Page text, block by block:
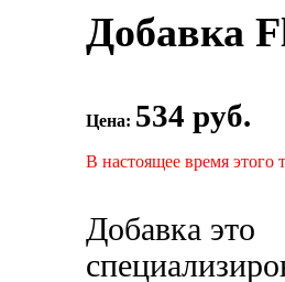
Добавка
Цена: 534 руб.
В настоящее время этого
Добавка это